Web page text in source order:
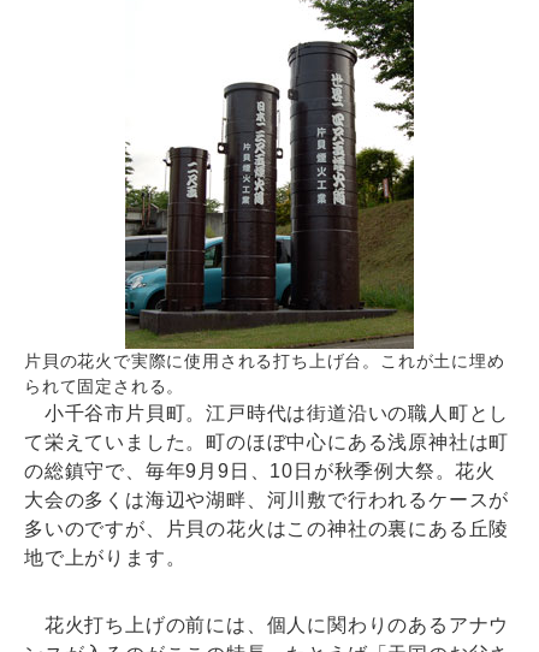
片貝の花火で実際に使用される打ち上げ台。これが土に埋め
られて固定される。
小千谷市片貝町。江戸時代は街道沿いの職人町とし
て栄えていました。町のほぼ中心にある浅原神社は町
の総鎮守で、毎年9月9日、10日が秋季例大祭。花火
大会の多くは海辺や湖畔、河川敷で行われるケースが
多いのですが、片貝の花火はこの神社の裏にある丘陵
地で上がります。
花火打ち上げの前には、個人に関わりのあるアナウ